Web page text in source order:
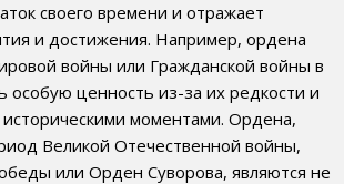
своего времени и отражает
и достижения. Например, ордена
войны или Гражданской войны в
особую ценность из-за их редкости и
моментами. Ордена,
Великой Отечественной войны,
или Орден Суворова, являются не